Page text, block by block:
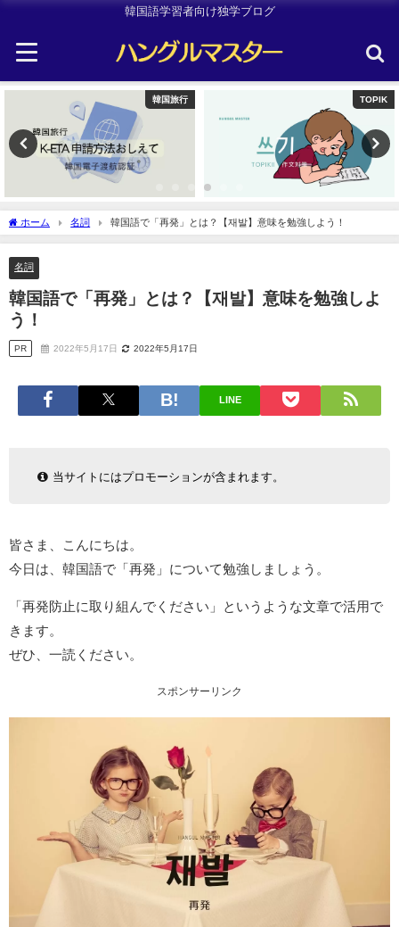
韓国語学習者向け独学ブログ
韓国旅行 TOPIK
ホーム 名詞 韓国語で「再発」とは？【재발】意味を勉強しよう！
名詞
韓国語で「再発」とは？【재발】意味を勉強しよ
う！
PR 2022年5月17日 2022年5月17日
LINE
当サイトにはプロモーションが含まれます。
皆さま、こんにちは。
今日は、韓国語で「再発」について勉強しましょう。
「再発防止に取り組んでください」というような文章で活用で
きます。
ぜひ、一読ください。
スポンサーリンク